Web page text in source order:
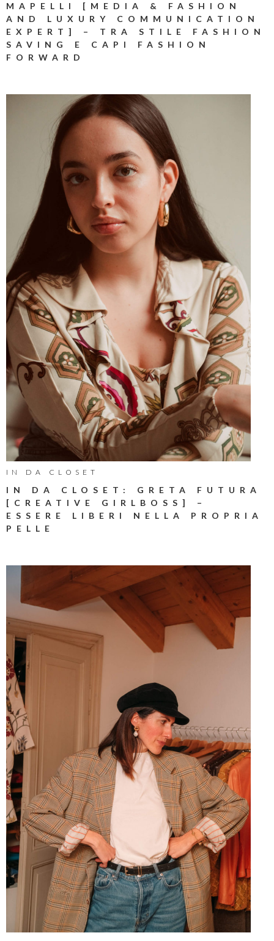
MAPELLI [MEDIA & FASHION
AND LUXURY COMMUNICATION
EXPERT] – TRA STILE FASHION
SAVING E CAPI FASHION
FORWARD
IN DA CLOSET
IN DA CLOSET: GRETA FUTURA
[CREATIVE GIRLBOSS] –
ESSERE LIBERI NELLA PROPRIA
PELLE